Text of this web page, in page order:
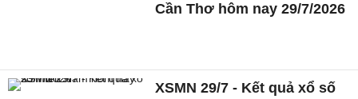
Cần Thơ hôm nay 29/7/2026
XSMN 29/7 - Kết quả xổ số